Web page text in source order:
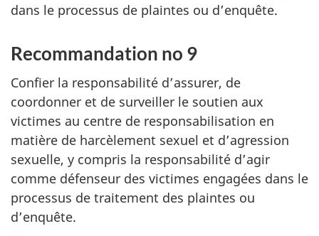
dans le processus de plaintes ou d’enquête.
Recommandation no 9
Confier la responsabilité d’assurer, de
coordonner et de surveiller le soutien aux
victimes au centre de responsabilisation en
matière de harcèlement sexuel et d’agression
sexuelle, y compris la responsabilité d’agir
comme défenseur des victimes engagées dans le
processus de traitement des plaintes ou
d’enquête.